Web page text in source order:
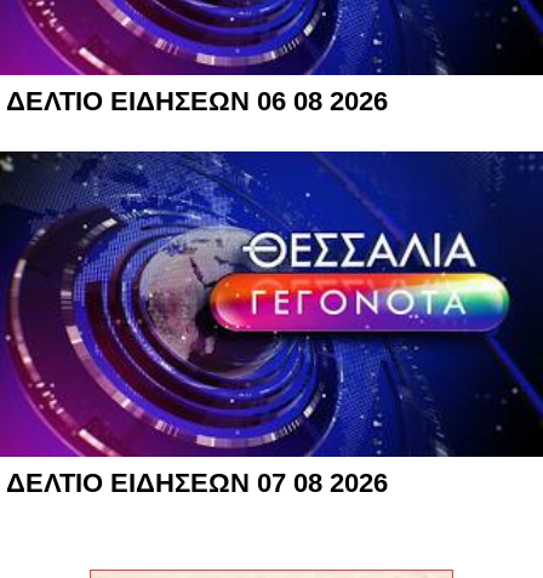
ΔΕΛΤΙΟ ΕΙΔΗΣΕΩΝ 06 08 2026
ΔΕΛΤΙΟ ΕΙΔΗΣΕΩΝ 07 08 2026